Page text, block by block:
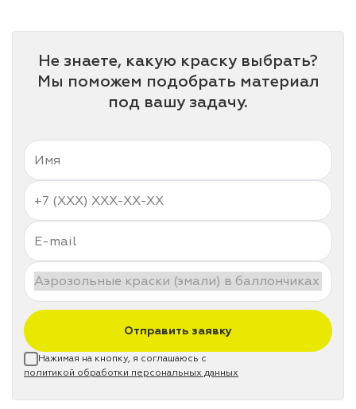
Не знаете, какую краску выбрать?
Мы поможем подобрать материал
под вашу задачу.
Отправить заявку
Нажимая на кнопку, я соглашаюсь с
политикой обработки персональных данных